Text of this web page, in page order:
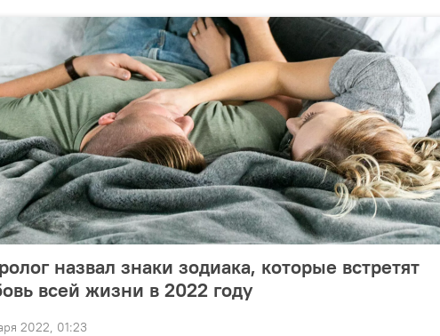
назвал знаки зодиака, которые встретят
всей жизни в 2022 году
2022, 01:23